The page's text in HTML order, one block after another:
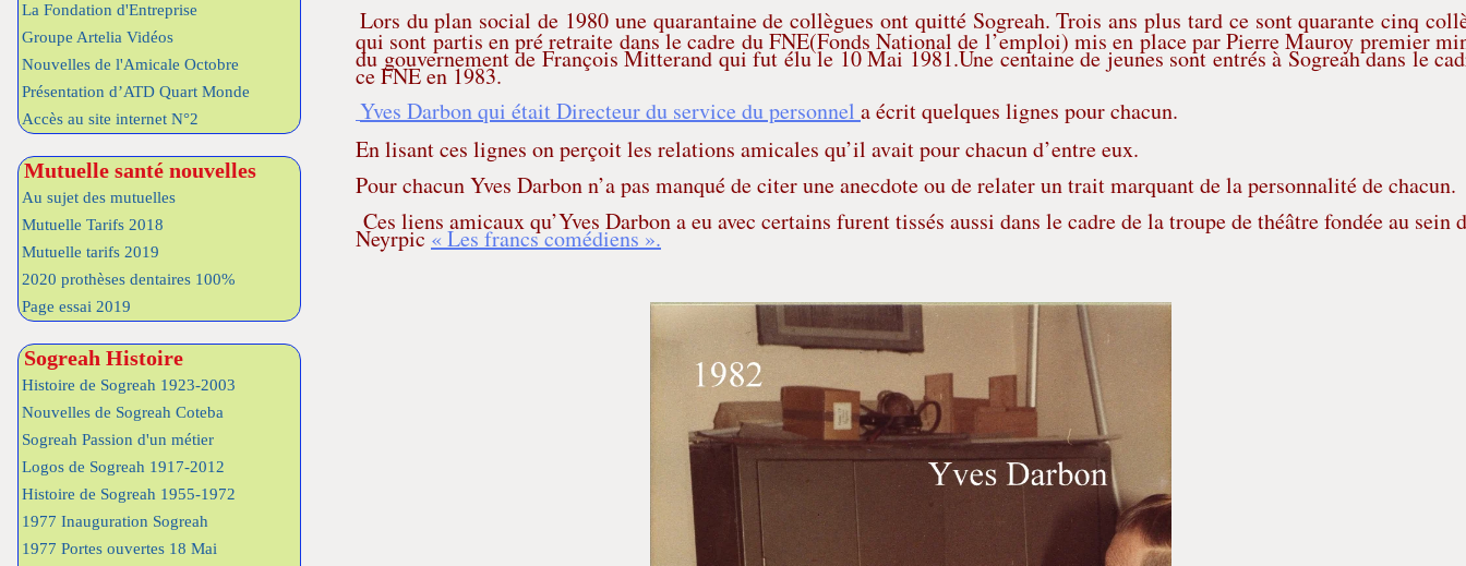
La Fondation d'Entreprise
Groupe Artelia Vidéos
Nouvelles de l'Amicale Octobre
Présentation d’ATD Quart Monde
Accès au site internet N°2
Mutuelle santé nouvelles
Au sujet des mutuelles
Mutuelle Tarifs 2018
Mutuelle tarifs 2019
2020 prothèses dentaires 100%
Page essai 2019
Sogreah Histoire
Histoire de Sogreah 1923-2003
Nouvelles de Sogreah Coteba
Sogreah Passion d'un métier
Logos de Sogreah 1917-2012
Histoire de Sogreah 1955-1972
1977 Inauguration Sogreah
1977 Portes ouvertes 18 Mai
Lors du plan social de 1980 une quarantaine de collègues ont quitté Sogreah. Trois ans plus tard ce sont quarante cinq
qui sont partis en pré retraite dans le cadre du FNE(Fonds National de l’emploi) mis en place par Pierre Mauroy premier
du gouvernement de François Mitterand qui fut élu le 10 Mai 1981.Une centaine de jeunes sont entrés à Sogreah dans le
ce FNE en 1983.
Yves Darbon qui était Directeur du service du personnel a écrit quelques lignes pour chacun.
En lisant ces lignes on perçoit les relations amicales qu’il avait pour chacun d’entre eux.
Pour chacun Yves Darbon n’a pas manqué de citer une anecdote ou de relater un trait marquant de la personnalité de chacun.
Ces liens amicaux qu’Yves Darbon a eu avec certains furent tissés aussi dans le cadre de la troupe de théâtre fondée au sein
Neyrpic« Les francs comédiens ».